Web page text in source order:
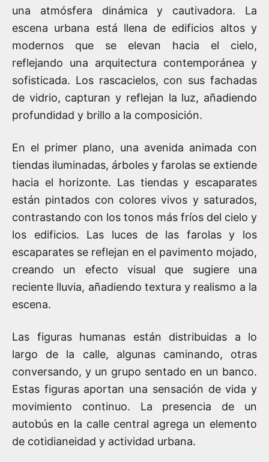
una atmósfera dinámica y cautivadora. La
escena urbana está llena de edificios altos y
modernos que se elevan hacia el cielo,
reflejando una arquitectura contemporánea y
sofisticada. Los rascacielos, con sus fachadas
de vidrio, capturan y reflejan la luz, añadiendo
profundidad y brillo a la composición.
En el primer plano, una avenida animada con
tiendas iluminadas, árboles y farolas se extiende
hacia el horizonte. Las tiendas y escaparates
están pintados con colores vivos y saturados,
contrastando con los tonos más fríos del cielo y
los edificios. Las luces de las farolas y los
escaparates se reflejan en el pavimento mojado,
creando un efecto visual que sugiere una
reciente lluvia, añadiendo textura y realismo a la
escena.
Las figuras humanas están distribuidas a lo
largo de la calle, algunas caminando, otras
conversando, y un grupo sentado en un banco.
Estas figuras aportan una sensación de vida y
movimiento continuo. La presencia de un
autobús en la calle central agrega un elemento
de cotidianeidad y actividad urbana.